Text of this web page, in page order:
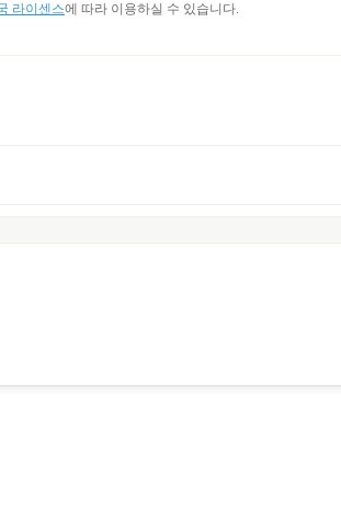
라이센스에 따라 이용하실 수 있습니다.